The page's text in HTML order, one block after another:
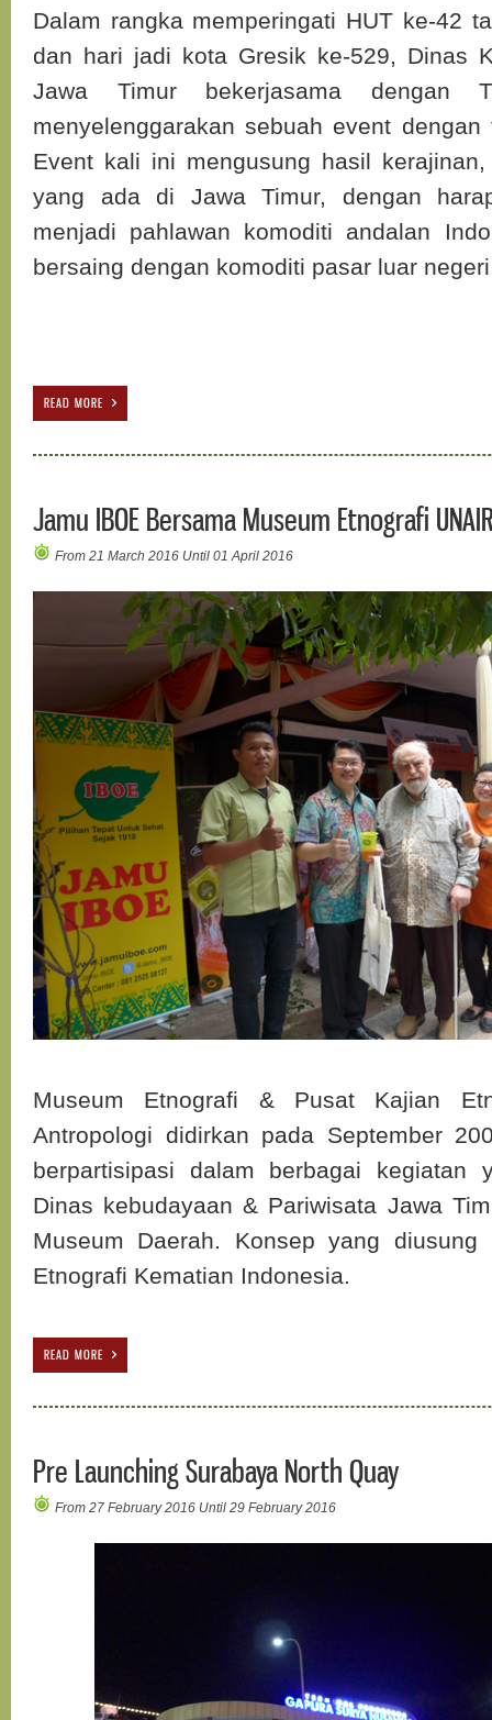
Dalam rangka memperingati HUT ke-42
dan hari jadi kota Gresik ke-529, Dinas
Jawa Timur bekerjasama dengan
menyelenggarakan sebuah event
Event kali ini mengusung hasil
yang ada di Jawa Timur, dengan
menjadi pahlawan komoditi andalan
bersaing dengan komoditi pasar luar
READ MORE
Jamu IBOE Bersama Museum Etnografi UNAIR
From 21 March 2016 Until 01 April 2016
Museum Etnografi & Pusat Kajian
Antropologi didirkan pada September
berpartisipasi dalam berbagai kegiatan
Dinas kebudayaan & Pariwisata Jawa
Museum Daerah. Konsep yang
Etnografi Kematian Indonesia.
READ MORE
Pre Launching Surabaya North Quay
From 27 February 2016 Until 29 February 2016